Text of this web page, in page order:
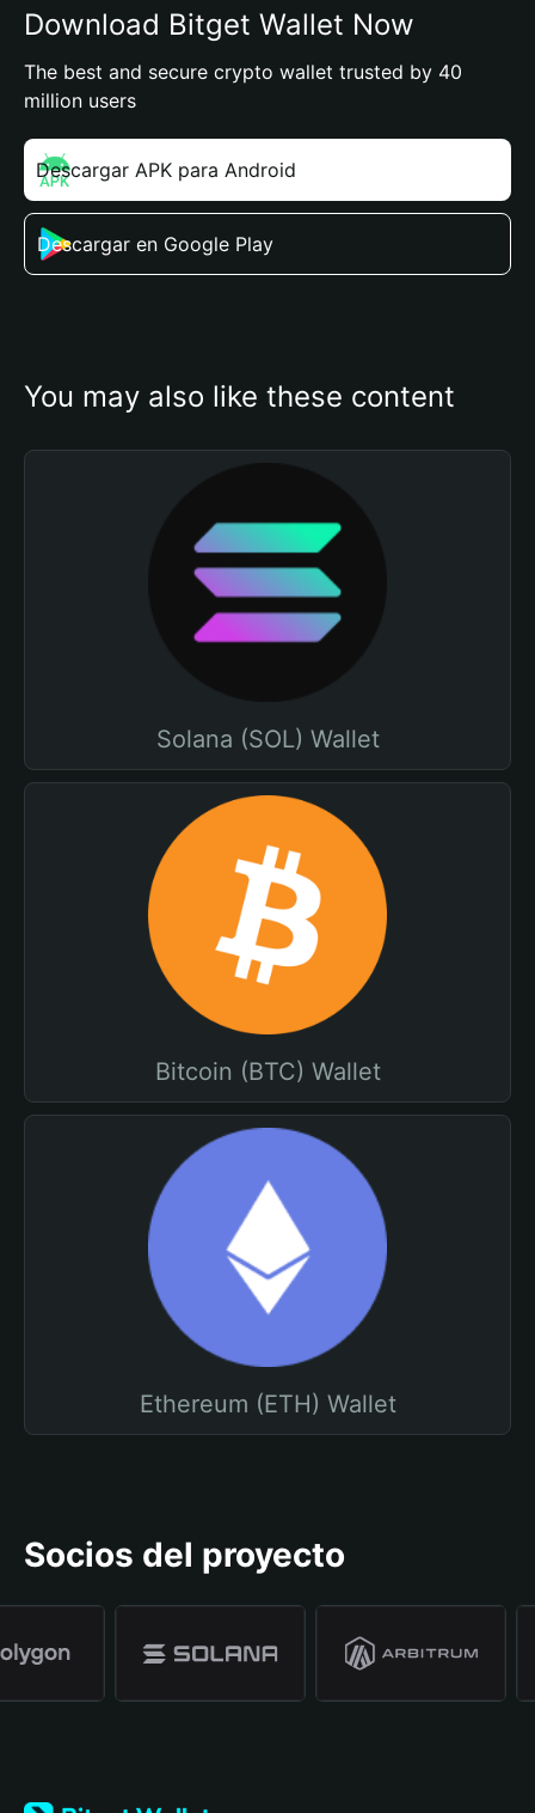
Download Bitget Wallet Now
The best and secure crypto wallet trusted by 40
million users
Descargar APK para Android
Descargar en Google Play
You may also like these content
Solana (SOL) Wallet
Bitcoin (BTC) Wallet
Ethereum (ETH) Wallet
Socios del proyecto